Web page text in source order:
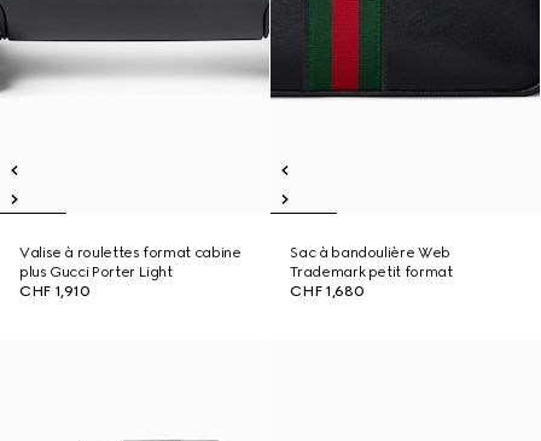
Valise à roulettes format cabine
plus Gucci Porter Light
CHF 1,910
Sac à bandoulière Web
Trademark petit format
CHF 1,680